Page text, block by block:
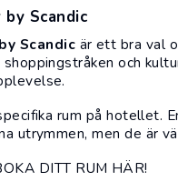
Scandic
Scandic är ett bra val
och
rum på hotellet.
utrymmen, men de är
DITT RUM HÄR!